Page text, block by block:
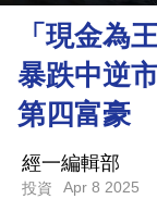
理
財
商
技
「現金為
暴跌中逆
第四富豪
經一編輯部
投資 Apr 8 2025